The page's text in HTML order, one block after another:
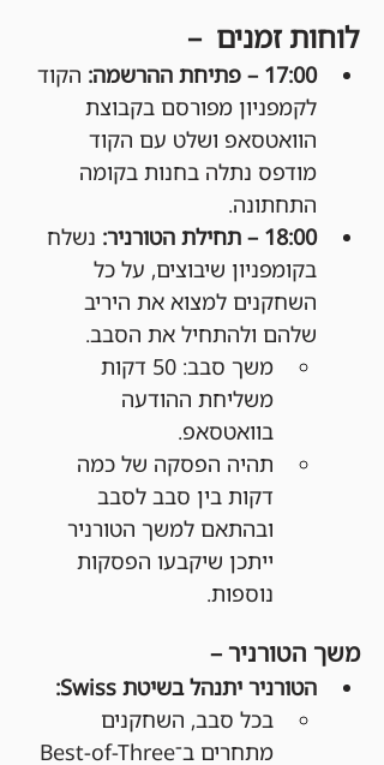
לוחות זמנים  –
17:00 – פתיחת ההרשמה:
הקוד
לקמפניון מפורסם בקבוצת
הוואטסאפ ושלט עם הקוד
מודפס נתלה בחנות בקומה
התחתונה.
18:00 – תחילת הטורניר:
נשלח
בקומפניון שיבוצים, על כל
השחקנים למצוא את היריב
שלהם ולהתחיל את הסבב.
משך סבב: 50 דקות
משליחת ההודעה
בוואטסאפ.
תהיה הפסקה של כמה
דקות בין סבב לסבב
ובהתאם למשך הטורניר
ייתכן שיקבעו הפסקות
נוספות.
משך הטורניר –
הטורניר יתנהל בשיטת Swiss:
בכל סבב, השחקנים